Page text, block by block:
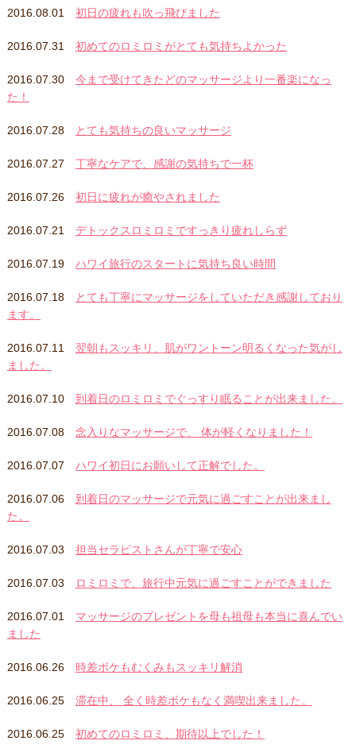
2016.08.01 初日の疲れも吹っ飛びました
2016.07.31 初めてのロミロミがとても気持ちよかった
2016.07.30
今まで受けてきたどのマッサージより一番楽になっ
た！
2016.07.28 とても気持ちの良いマッサージ
2016.07.27 丁寧なケアで、感謝の気持ちで一杯
2016.07.26 初日に疲れが癒やされました
2016.07.21 デトックスロミロミですっきり疲れしらず
2016.07.19 ハワイ旅行のスタートに気持ち良い時間
2016.07.18
とても丁寧にマッサージをしていただき感謝しており
ます。
2016.07.11
翌朝もスッキリ、肌がワントーン明るくなった気がし
ました。
2016.07.10 到着日のロミロミでぐっすり眠ることが出来ました。
2016.07.08 念入りなマッサージで、 体が軽くなりました！
2016.07.07 ハワイ初日にお願いして正解でした。
2016.07.06
到着日のマッサージで元気に過ごすことが出来まし
た。
2016.07.03 担当セラピストさんが丁寧で安心
2016.07.03 ロミロミで、旅行中元気に過ごすことができました
2016.07.01
マッサージのプレゼントを母も祖母も本当に喜んでい
ました
2016.06.26 時差ボケもむくみもスッキリ解消
2016.06.25 滞在中、 全く時差ボケもなく満喫出来ました。
2016.06.25 初めてのロミロミ、期待以上でした！